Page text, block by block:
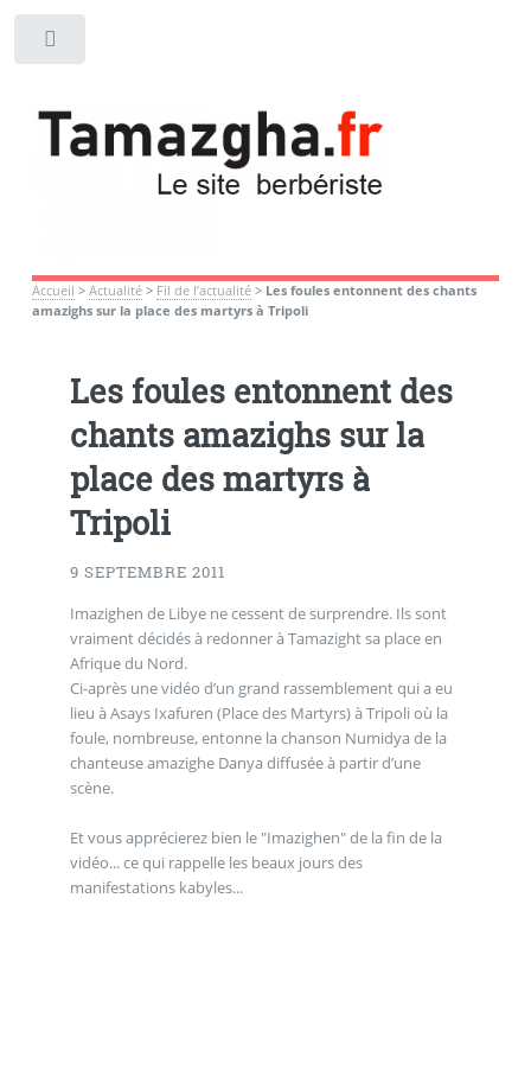
Accueil > Actualité> Fil de l’actualité> Les foules entonnent des chants
amazighs sur la place des martyrs à Tripoli
Les foules entonnent des
chants amazighs sur la
place des martyrs à
Tripoli
9 SEPTEMBRE 2011
Imazighen de Libye ne cessent de surprendre. Ils sont
vraiment décidés à redonner à Tamazight sa place en
Afrique du Nord.
Ci-après une vidéo d’un grand rassemblement qui a eu
lieu à Asays Ixafuren (Place des Martyrs) à Tripoli où la
foule, nombreuse, entonne la chanson Numidya de la
chanteuse amazighe Danya diffusée à partir d’une
scène.
Et vous apprécierez bien le "Imazighen" de la fin de la
vidéo... ce qui rappelle les beaux jours des
manifestations kabyles...